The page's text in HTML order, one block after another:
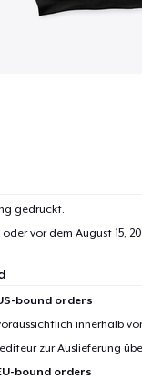
gedruckt.
vor dem August 15,
bound orders
innerhalb
zur Auslieferung
bound orders